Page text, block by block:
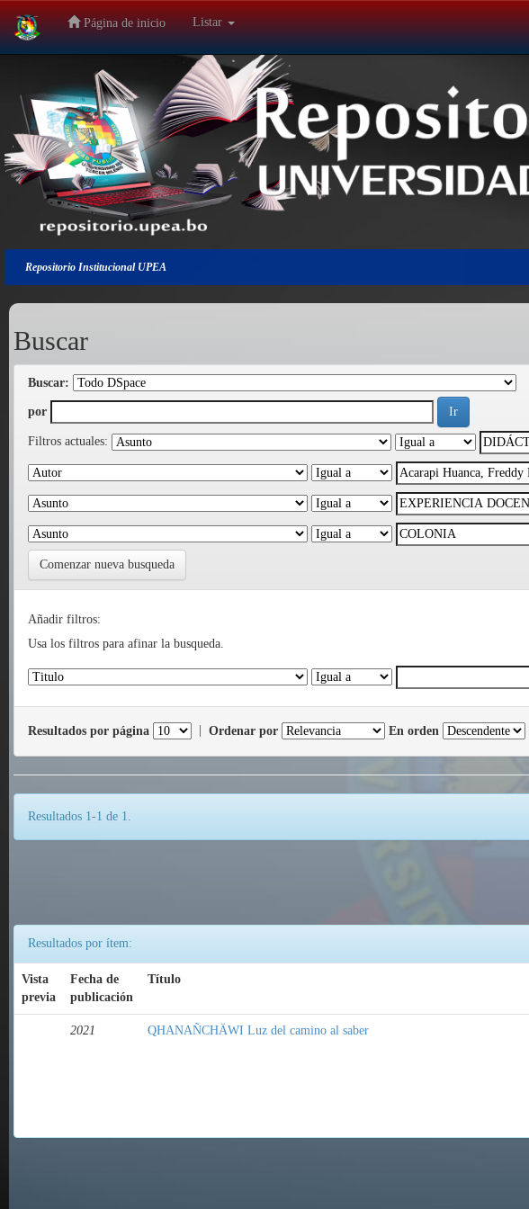
Salir
navegación
Página de inicio Listar
Repositorio Institucional UPEA
Buscar
Buscar:
por
Filtros actuales:
Comenzar nueva busqueda
Añadir filtros:
Usa los filtros para afinar la busqueda.
Resultados por página Ordenar por En orden
Resultados 1-1 de 1.
Resultados por ítem:
Vista
previa
Fecha de
publicación
Título
2021 QHANAÑCHÄWI Luz del camino al saber